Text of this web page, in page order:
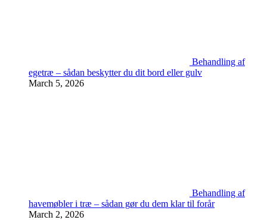
Behandling af
egetræ – sådan beskytter du dit bord eller gulv
March 5, 2026
Behandling af
havemøbler i træ – sådan gør du dem klar til forår
March 2, 2026